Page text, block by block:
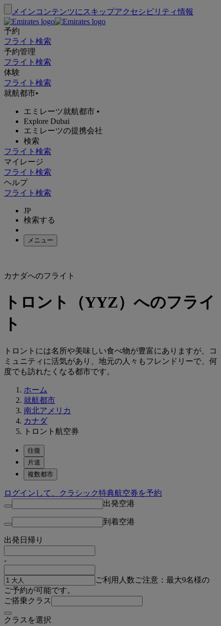
メインコンテンツにスキップアクセシビリティ情報
予約
フライト検索
予約管理
フライト検索
体験
フライト検索
就航都市•
エミレーツ就航都市 •
Explore Dubai
エミレーツの提携会社
検索
フライト検索
マイレージ
フライト検索
ヘルプ
フライト検索
JP
検索する
メニュー
カナダへのフライト
トロント（YYZ）へのフライ
ト
トロントには名所や美味しい食べ物が豊富にありますが、コ
ミュニティに活気があり、地元の人々もフレンドリーで、何
度でも訪れたくなる都市です。
ホーム
就航都市
南北アメリカ
カナダ
トロント航空券
往復
片道
複数都市
ログインして、クラシック特典航空券を予約
出発空港
到着空港
出発日 帰り
-
ご利用人数ご注意：最大9名様の
ご予約が可能です。
ご搭乗クラス
クラスを選択